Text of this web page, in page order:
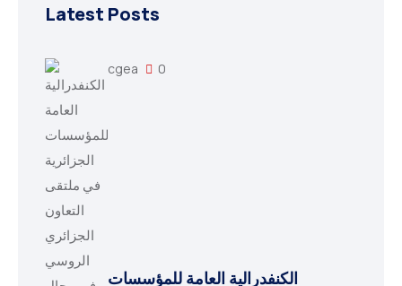
Latest Posts
cgea 0
الكنفدرالية العامة للمؤسسات